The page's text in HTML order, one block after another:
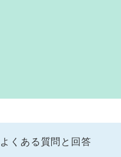
よくある質問と回答